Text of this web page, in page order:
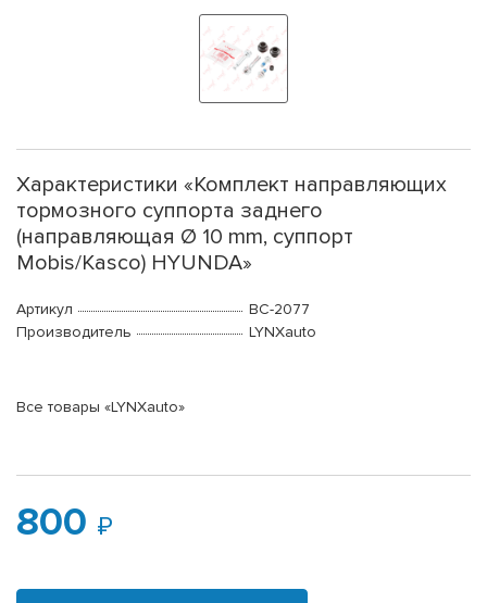
Характеристики «Комплект направляющих
тормозного суппорта заднего
(направляющая Ø 10 mm, суппорт
Mobis/Kasco) HYUNDA»
Артикул
BC-2077
Производитель
LYNXauto
Все товары «LYNXauto»
800